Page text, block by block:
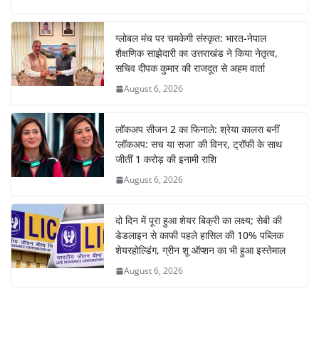
ग्लोबल मंच पर चमकेगी संस्कृत: भारत-नेपाल
शैक्षणिक साझेदारी का उत्तराखंड ने किया नेतृत्व,
सचिव दीपक कुमार की राजदूत से अहम वार्ता
August 6, 2026
लॉकअप सीजन 2 का फिनाले: श्रेया कालरा बनीं
‘लॉकअप: सच या सजा’ की विनर, ट्रॉफी के साथ
जीतीं 1 करोड़ की इनामी राशि
August 6, 2026
दो दिन में पूरा हुआ शेयर बिक्री का लक्ष्य; सेबी की
डेडलाइन से काफी पहले हासिल की 10% पब्लिक
शेयरहोल्डिंग, ग्रीन शू ऑप्शन का भी हुआ इस्तेमाल
August 6, 2026